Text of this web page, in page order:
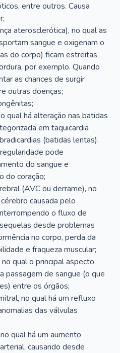
entre outros. Causa
aterosclerótica), no qual as
sangue e oxigenam o
do corpo) ficam estreitas
por exemplo. Quando
as chances de surgir
outras doenças;
qual há alteração nas batidas
em taquicardia
(batidas lentas).
pode
do sangue e
do coração;
(AVC ou derrame), no
causada pelo
o fluxo de
desde problemas
no corpo, perda da
e fraqueza muscular;
qual o principal aspecto
passagem de sangue (o que
entre os órgãos;
no qual há um refluxo
das válvulas
qual há um aumento
causando desde